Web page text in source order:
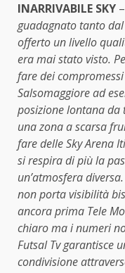
INARRIVABILE SKY
guadagnato tanto
offerto un livello
era mai stato visto.
fare dei
Salsomaggiore ad
posizione lontana
una zona a scarsa
fare delle Sky Arena
si respira di più la
un’atmosfera
non porta visibilità
ancora prima Tele
chiaro ma i numeri
Futsal Tv garantisce
condivisione